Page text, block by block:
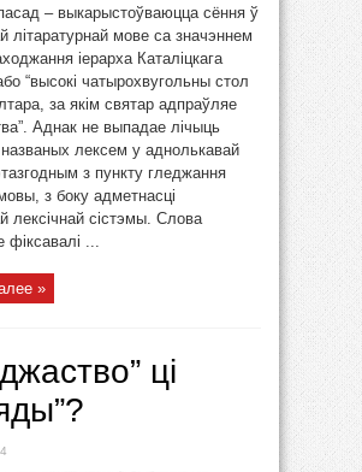
– выкарыстоўваюцца сёння ў
літаратурнай мове са значэннем
іерарха Каталіцкага
“высокі чатырохвугольны стол
за якім святар адпраўляе
Аднак не выпадае лічыць
лексем у аднолькавай
з пункту гледжання
з боку адметнасці
лексічнай сістэмы. Слова
...
»
ці